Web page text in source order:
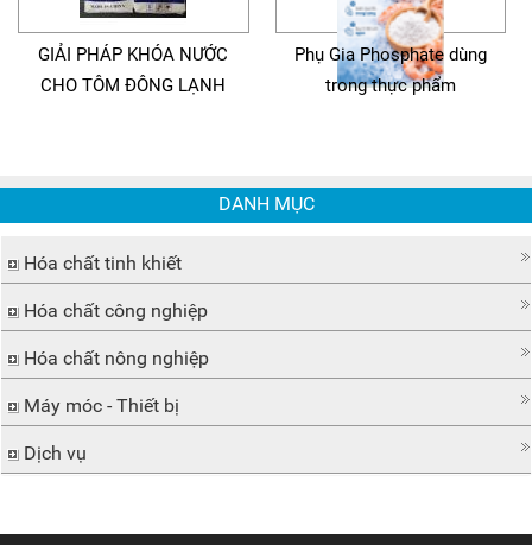
GIẢI PHÁP KHÓA NƯỚC
CHO TÔM ĐÔNG LẠNH
Phụ Gia Phosphate dùng
trong thực phẩm
DANH MỤC
Hóa chất tinh khiết
Hóa chất công nghiệp
Hóa chất nông nghiệp
Máy móc - Thiết bị
Dịch vụ